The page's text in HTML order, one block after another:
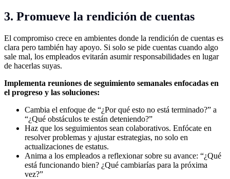
3. Promueve la rendición de cuentas
El compromiso crece en ambientes donde la rendición de cuentas es
clara pero también hay apoyo. Si solo se pide cuentas cuando algo
sale mal, los empleados evitarán asumir responsabilidades en lugar
de hacerlas suyas.
Implementa reuniones de seguimiento semanales enfocadas en
el progreso y las soluciones:
Cambia el enfoque de “¿Por qué esto no está terminado?” a
“¿Qué obstáculos te están deteniendo?”
Haz que los seguimientos sean colaborativos. Enfócate en
resolver problemas y ajustar estrategias, no solo en
actualizaciones de estatus.
Anima a los empleados a reflexionar sobre su avance: “¿Qué
está funcionando bien? ¿Qué cambiarías para la próxima
vez?”